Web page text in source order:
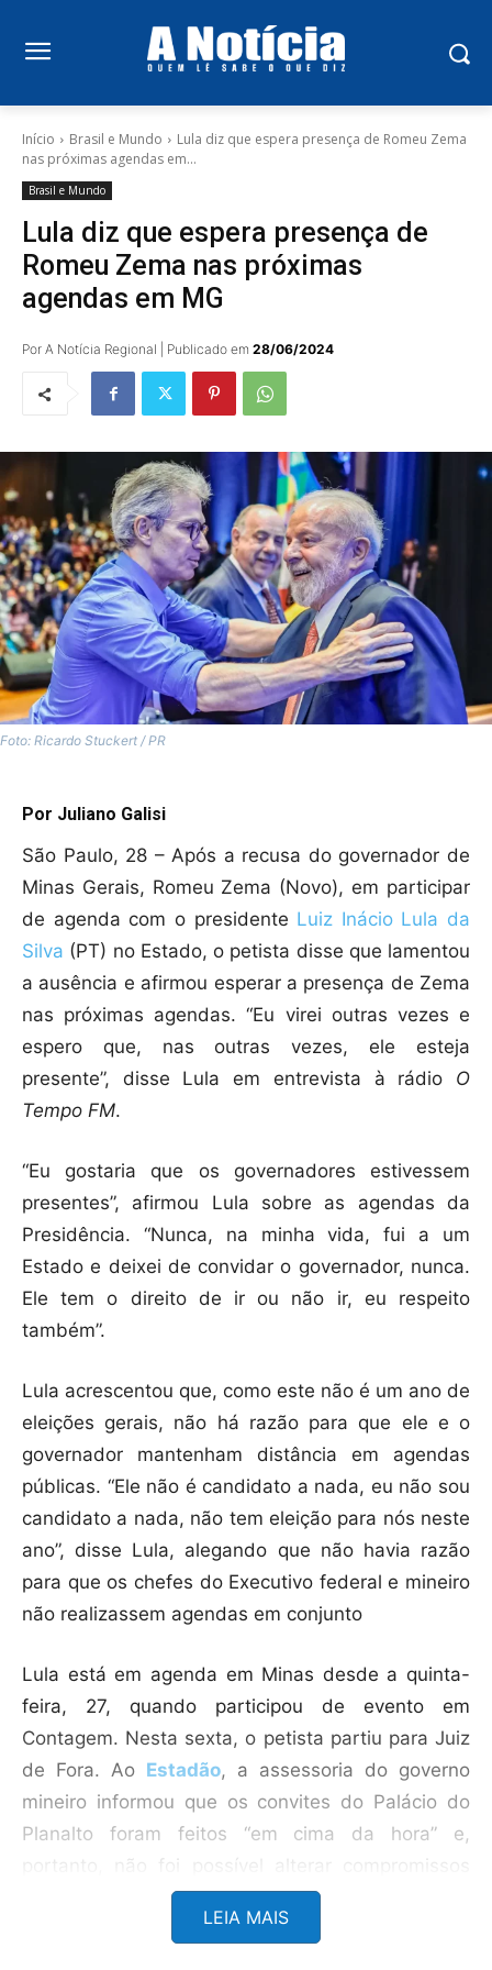
Início Brasil e Mundo
Lula diz que espera presença de Romeu Zema
nas próximas agendas em...
Brasil e Mundo
Lula diz que espera presença de
Romeu Zema nas próximas
agendas em MG
Por A Notícia Regional | Publicado em 28/06/2024
Foto: Ricardo Stuckert / PR
Por Juliano Galisi
São Paulo, 28 – Após a recusa do governador de
Minas Gerais, Romeu Zema (Novo), em participar
de agenda com o presidente Luiz Inácio Lula da
Silva (PT) no Estado, o petista disse que lamentou
a ausência e afirmou esperar a presença de Zema
nas próximas agendas. “Eu virei outras vezes e
espero que, nas outras vezes, ele esteja
presente”, disse Lula em entrevista à rádio O
Tempo FM.
“Eu gostaria que os governadores estivessem
presentes”, afirmou Lula sobre as agendas da
Presidência. “Nunca, na minha vida, fui a um
Estado e deixei de convidar o governador, nunca.
Ele tem o direito de ir ou não ir, eu respeito
também”.
Lula acrescentou que, como este não é um ano de
eleições gerais, não há razão para que ele e o
governador mantenham distância em agendas
públicas. “Ele não é candidato a nada, eu não sou
candidato a nada, não tem eleição para nós neste
ano”, disse Lula, alegando que não havia razão
para que os chefes do Executivo federal e mineiro
não realizassem agendas em conjunto
Lula está em agenda em Minas desde a quinta-
feira, 27, quando participou de evento em
Contagem. Nesta sexta, o petista partiu para Juiz
de Fora. Ao Estadão, a assessoria do governo
mineiro informou que os convites do Palácio do
Planalto foram feitos “em cima da hora” e,
portanto, não foi possível alterar compromissos
pré-marcados do governador. Até segunda-feira,
24, Zema afirmava que não havia sido informado,
LEIA MAIS